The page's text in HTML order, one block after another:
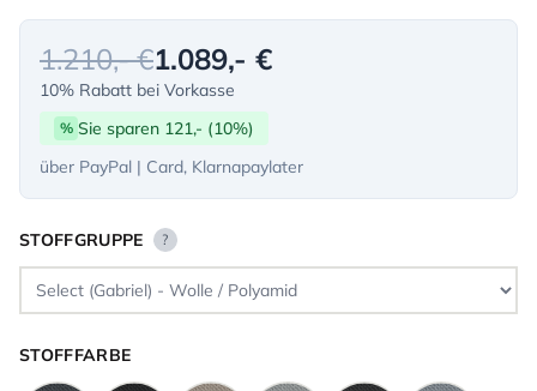
1.210,- €1.089,- €
10% Rabatt bei Vorkasse
% Sie sparen 121,- (10%)
über PayPal | Card, Klarnapaylater
STOFFGRUPPE ?
STOFFFARBE